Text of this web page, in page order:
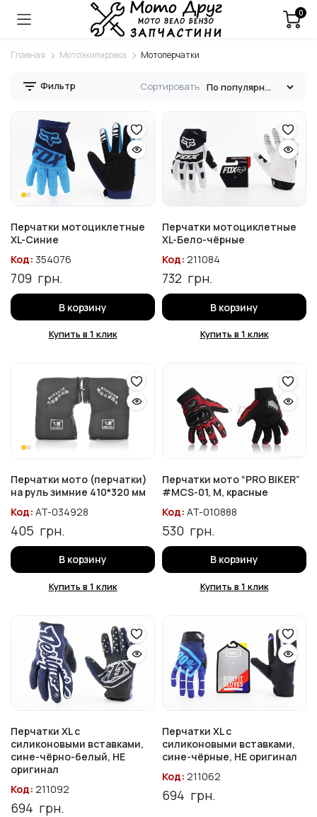
0
Главная Мотоэкипировка Мотоперчатки
Фильтр Сортировать
Перчатки мотоциклетные
XL-Синие
Код: 354076
709 грн.
В корзину
Купить в 1 клик
Перчатки мотоциклетные
XL-Бело-чёрные
Код: 211084
732 грн.
В корзину
Купить в 1 клик
Перчатки мото (перчатки)
на руль зимние 410*320 мм
Код: AT-034928
405 грн.
В корзину
Купить в 1 клик
Перчатки мото “PRO BIKER”
#MCS-01, M, красные
Код: AT-010888
530 грн.
В корзину
Купить в 1 клик
Перчатки XL с
силиконовыми вставками,
сине-чёрно-белый, НЕ
оригинал
Код: 211092
694 грн.
Перчатки XL с
силиконовыми вставками,
сине-чёрные, НЕ оригинал
Код: 211062
694 грн.